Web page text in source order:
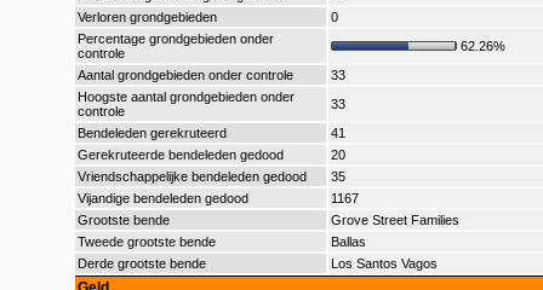
Verloren grondgebieden
0
Percentage grondgebieden onder
controle
62.26%
Aantal grondgebieden onder controle
33
Hoogste aantal grondgebieden onder
controle
33
Bendeleden gerekruteerd
41
Gerekruteerde bendeleden gedood
20
Vriendschappelijke bendeleden gedood
35
Vijandige bendeleden gedood
1167
Grootste bende
Grove Street Families
Tweede grootste bende
Ballas
Derde grootste bende
Los Santos Vagos